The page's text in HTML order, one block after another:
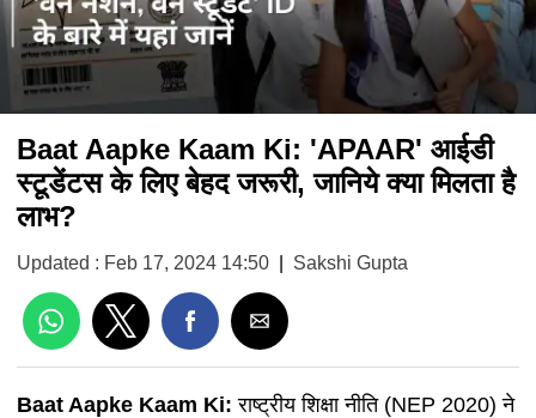
Baat Aapke Kaam Ki: 'APAAR' आईडी
स्टूडेंटस के लिए बेहद जरूरी, जानिये क्या मिलता है
लाभ?
Updated : Feb 17, 2024 14:50 Sakshi Gupta
Baat Aapke Kaam Ki:राष्ट्रीय शिक्षा नीति (NEP 2020) ने